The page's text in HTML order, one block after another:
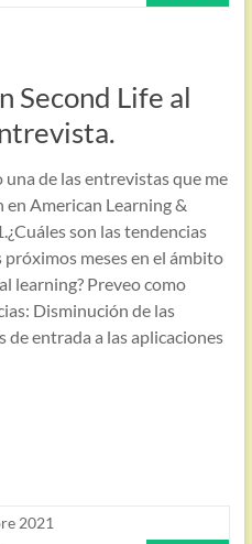
Second Life al
una de las entrevistas que me
en American Learning &
son las tendencias
próximos meses en el ámbito
learning? Preveo como
Disminución de las
de entrada a las aplicaciones
2021